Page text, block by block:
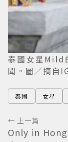
泰國女星Mild
聞。圖／摘自
泰國 女星
← 上一篇
Only in